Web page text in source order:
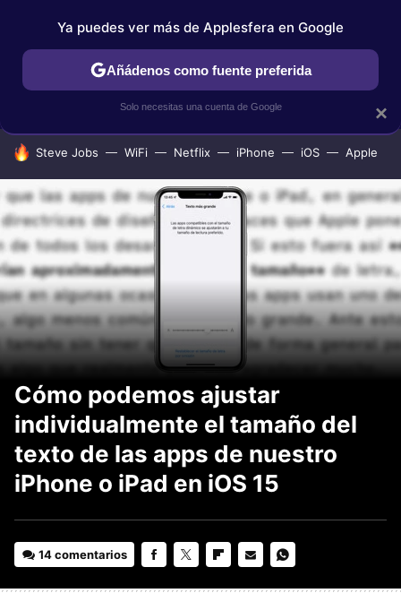
IPHONE TUTORIALES APPLESFERA SELECCIÓN
HOY SE HABLA DE
Steve Jobs WiFi Netflix iPhone iOS Apple
Cómo podemos ajustar
individualmente el tamaño del
texto de las apps de nuestro
iPhone o iPad en iOS 15
14 comentarios
×
Ya puedes ver más de Applesfera en Google
Añádenos como fuente preferida
Solo necesitas una cuenta de Google